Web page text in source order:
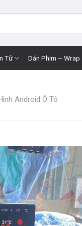
Tử Dán Phim – Wrap
Android Ô Tô